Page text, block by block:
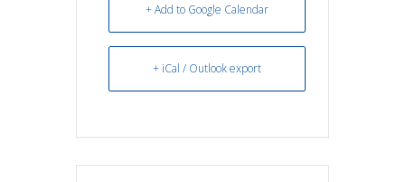
+ Add to Google Calendar
+ iCal / Outlook export